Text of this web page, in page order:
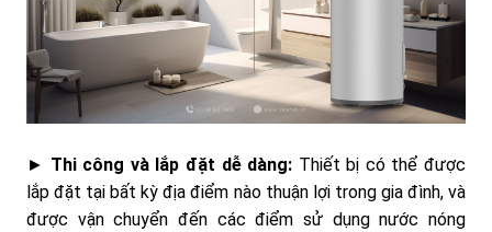
► Thi công và lắp đặt dễ dàng: Thiết bị có thể được
lắp đặt tại bất kỳ địa điểm nào thuận lợi trong gia đình, và
được vận chuyển đến các điểm sử dụng nước nóng